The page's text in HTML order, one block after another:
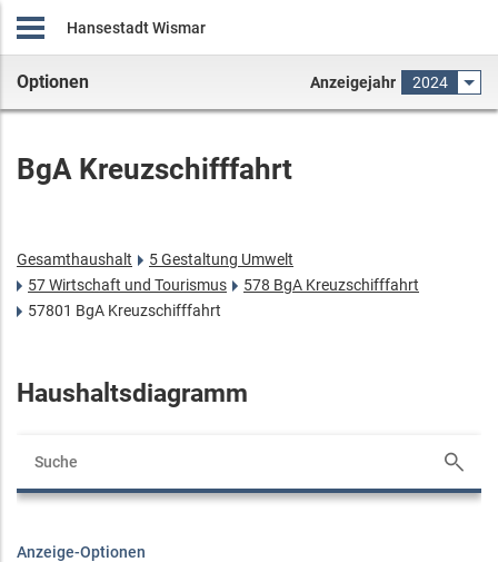
Hansestadt Wismar
Optionen Anzeigejahr 2024
BgA Kreuzschifffahrt
Gesamthaushalt
5 Gestaltung Umwelt
57 Wirtschaft und Tourismus
578 BgA Kreuzschifffahrt
57801 BgA Kreuzschifffahrt
Haushaltsdiagramm
Anzeige-Optionen